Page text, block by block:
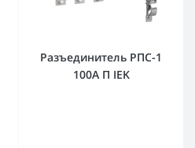
Разъединитель РПС-1
100А П IEK